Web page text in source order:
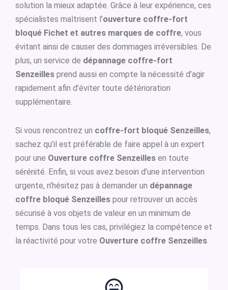
solution la mieux adaptée. Grâce à leur expérience, ces
spécialistes maîtrisent l’ouverture coffre-fort
bloqué Fichet et autres marques de coffre, vous
évitant ainsi de causer des dommages irréversibles. De
plus, un service de dépannage coffre-fort
Senzeilles prend aussi en compte la nécessité d’agir
rapidement afin d’éviter toute détérioration
supplémentaire.
Si vous rencontrez un coffre-fort bloqué Senzeilles,
sachez qu’il est préférable de faire appel à un expert
pour une Ouverture coffre Senzeilles en toute
sérénité. Enfin, si vous avez besoin d’une intervention
urgente, n’hésitez pas à demander un dépannage
coffre bloqué Senzeilles pour retrouver un accès
sécurisé à vos objets de valeur en un minimum de
temps. Dans tous les cas, privilégiez la compétence et
la réactivité pour votre Ouverture coffre Senzeilles.